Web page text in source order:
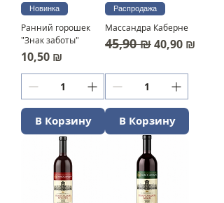
Новинка
Ранний горошек
"Знак заботы"
Цена
10,50 ₪
В Корзину
Распродажа
Массандра Каберне
Обычная цена
45,90 ₪Цена со
40,90 ₪
В Корзину